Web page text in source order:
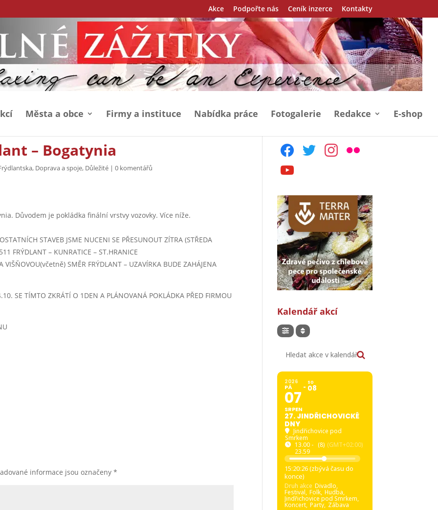
Akce Podpořte nás Ceník inzerce Kontakty
Města a obce Firmy a instituce Nabídka práce Fotogalerie Redakce E-shop
– Bogatynia
, Doprava a spoje, Důležité |0 komentářů
Důvodem je pokládka finální vrstvy vozovky. Více níže.
STAVEB JSME NUCENI SE PŘESUNOUT ZÍTRA (STŘEDA
FRÝDLANT – KUNRATICE – ST.HRANICE
SMĚR FRÝDLANT – UZAVÍRKA BUDE ZAHÁJENA
SE TÍMTO ZKRÁTÍ O 1DEN A PLÁNOVANÁ POKLÁDKA PŘED FIRMOU
informace jsou označeny*
facebooktwitter instagram
flickr
youtube
Kalendář akcí
2026
PÁ
07
SRPEN
SO
08
27. JINDŘICHOVICKÉ
DNY
Jindřichovice pod
Smrkem
13.00 -
23.59
(8) (GMT+02:00)
15:20:25 (zbývá času do
konce)
Druh akce Divadlo,
Festival, Folk, Hudba,
Jindřichovice pod Smrkem,
Koncert, Party, Zábava